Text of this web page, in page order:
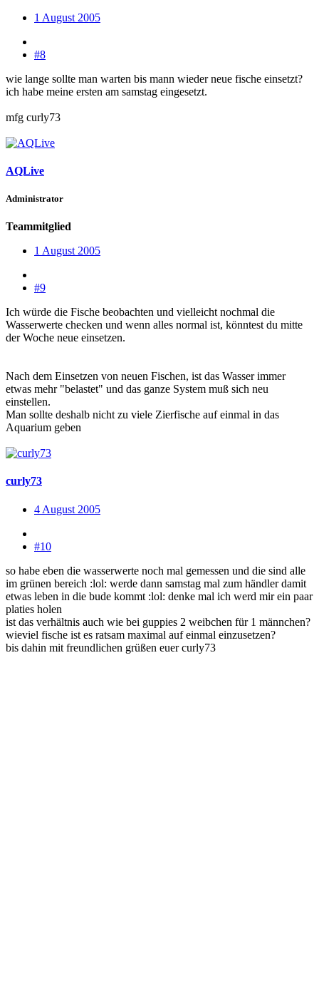
1 August 2005
#8
wie lange sollte man warten bis mann wieder neue fische einsetzt?
ich habe meine ersten am samstag eingesetzt.
mfg curly73
AQLive
Administrator
Teammitglied
1 August 2005
#9
Ich würde die Fische beobachten und vielleicht nochmal die
Wasserwerte checken und wenn alles normal ist, könntest du mitte
der Woche neue einsetzen.
Nach dem Einsetzen von neuen Fischen, ist das Wasser immer
etwas mehr "belastet" und das ganze System muß sich neu
einstellen.
Man sollte deshalb nicht zu viele Zierfische auf einmal in das
Aquarium geben
curly73
4 August 2005
#10
so habe eben die wasserwerte noch mal gemessen und die sind alle
im grünen bereich :lol: werde dann samstag mal zum händler damit
etwas leben in die bude kommt :lol: denke mal ich werd mir ein paar
platies holen
ist das verhältnis auch wie bei guppies 2 weibchen für 1 männchen?
wieviel fische ist es ratsam maximal auf einmal einzusetzen?
bis dahin mit freundlichen grüßen euer curly73